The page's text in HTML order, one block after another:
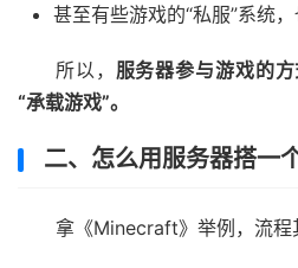
甚至有些游戏的“私服”系统，
所以， 服务器参与游戏的
“承载游戏”。
二、怎么用服务器搭一
拿《Minecraft》举例，流程